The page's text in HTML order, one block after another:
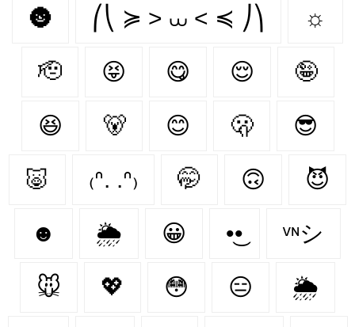
🌚 ⎛⎝ ≽ > ⩊ < ≼ ⎠⎞ ☼
🫡 😝 😋 😌 🤪
😆 🐻‍ 😊 🫢 😎
🐷 ₍ᐢ. .ᐢ₎ 🤭 🙃 😈
☻ 🌦️ 😀 •͜• ᵛᶰシ
🐭 💖 😳 😑 🌦